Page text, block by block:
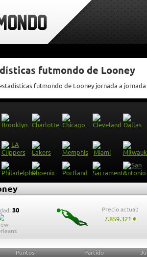
futmondo de Looney
futmondo de Looney jornada a jornada
30 Precio actual:
7.859.321 €
Puntos Partido